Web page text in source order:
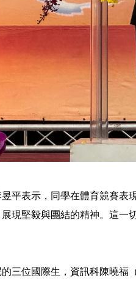
昱平表示，同學在體育競賽
現堅毅與團結的精神。這一
三位國際生，資訊科陳曉